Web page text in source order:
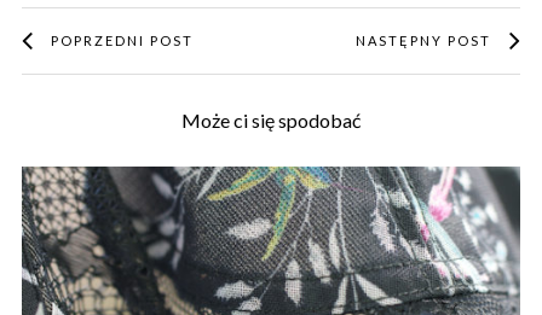
POPRZEDNI POST NASTĘPNY POST
Może ci się spodobać